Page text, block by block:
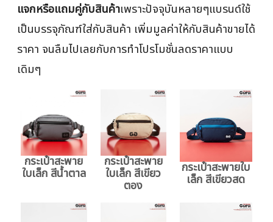
แจกหรือแถมคู่กับสินค้าเพราะปัจจุบันหลายๆแบรนด์ใช้
เป็นบรรจุภัณฑ์ใส่กับสินค้า เพิ่มมูลค่าให้กับสินค้าขายได้
ราคา จนลืมไปเลยกับการทำโปรโมชั่นลดราคาแบบ
เดิมๆ
กระเป๋าสะพาย
ใบเล็ก สีน้ำตาล
กระเป๋าสะพาย
ใบเล็ก สีเขียว
ตอง
กระเป๋าสะพายใบ
เล็ก สีเขียวสด